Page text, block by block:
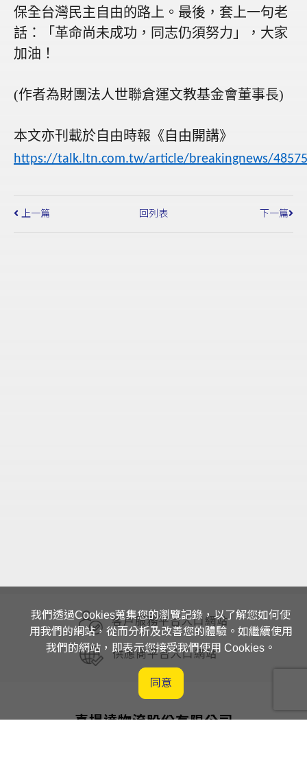
保全台灣民主自由的路上。最後，套上一句老
話：「革命尚未成功，同志仍須努力」，大家
加油！
(作者為財團法人世聯倉運文教基金會董事長)
本文亦刊載於自由時報《自由開講》
https://talk.ltn.com.tw/article/breakingnews/
上一篇 回列表 下一篇
客戶服務平台入口網站
供應商平台入口網站
喜提達物流股份有限公司
我們透過Cookies蒐集您的瀏覽記錄，以了解您如何使
用我們的網站，從而分析及改善您的體驗。如繼續使用
我們的網站，即表示您接受我們使用 Cookies。
同意